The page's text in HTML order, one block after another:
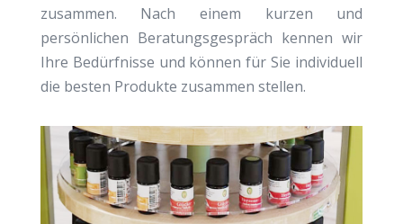
zusammen. Nach einem kurzen und
persönlichen Beratungsgespräch kennen wir
Ihre Bedürfnisse und können für Sie individuell
die besten Produkte zusammen stellen.